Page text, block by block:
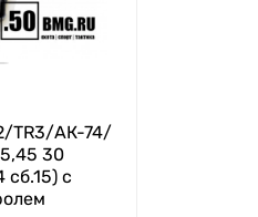
TR3/АК-74/
30
с